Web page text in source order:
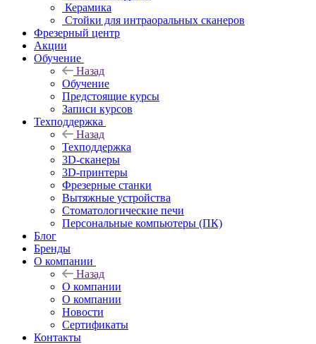
Керамика
Стойки для интраоральных сканеров
Фрезерный центр
Акции
Обучение
Назад
Обучение
Предстоящие курсы
Записи курсов
Техподдержка
Назад
Техподдержка
3D-сканеры
3D-принтеры
Фрезерные станки
Вытяжные устройства
Стоматологические печи
Персональные компьютеры (ПК)
Блог
Бренды
О компании
Назад
О компании
О компании
Новости
Сертификаты
Контакты